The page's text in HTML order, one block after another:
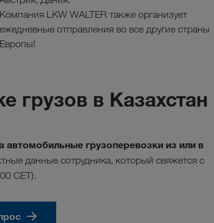
Компания LKW WALTER также организует
ежедневные отправления во все другие страны
Европы!
грузов в Казахстан
грузоперевозки из или в
данные сотрудника, который свяжется с
CET).